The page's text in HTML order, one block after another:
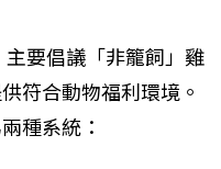
要倡議「非籠飼」雞
符合動物福利環境。
種系統：